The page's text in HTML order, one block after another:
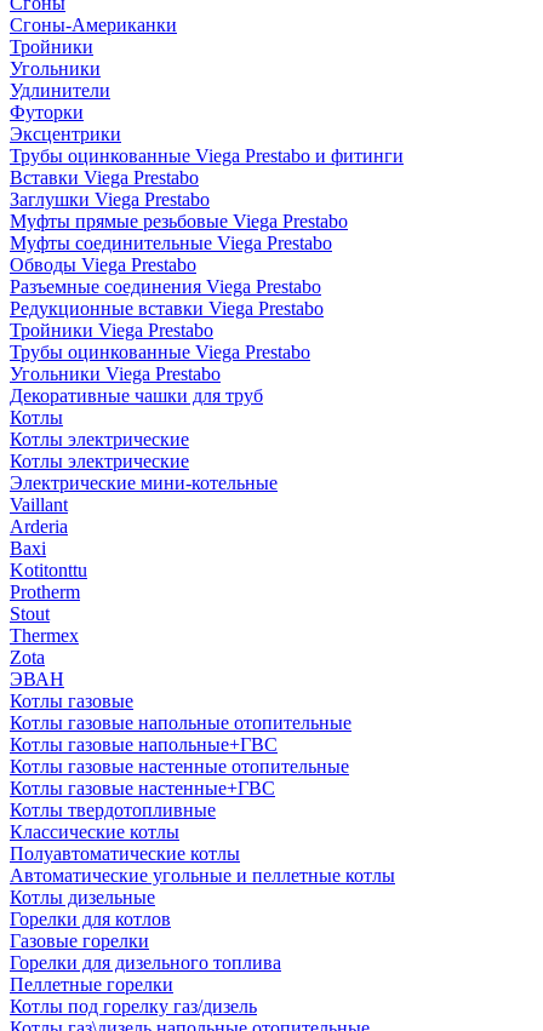
Сгоны-Американки
Тройники
Угольники
Удлинители
Футорки
Эксцентрики
Трубы оцинкованные Viega Prestabo и фитинги
Вставки Viega Prestabo
Заглушки Viega Prestabo
Муфты прямые резьбовые Viega Prestabo
Муфты соединительные Viega Prestabo
Обводы Viega Prestabo
Разъемные соединения Viega Prestabo
Редукционные вставки Viega Prestabo
Тройники Viega Prestabo
Трубы оцинкованные Viega Prestabo
Угольники Viega Prestabo
Декоративные чашки для труб
Котлы
Котлы электрические
Котлы электрические
Электрические мини-котельные
Vaillant
Arderia
Baxi
Kotitonttu
Protherm
Stout
Thermex
Zota
ЭВАН
Котлы газовые
Котлы газовые напольные отопительные
Котлы газовые напольные+ГВС
Котлы газовые настенные отопительные
Котлы газовые настенные+ГВС
Котлы твердотопливные
Классические котлы
Полуавтоматические котлы
Автоматические угольные и пеллетные котлы
Котлы дизельные
Горелки для котлов
Газовые горелки
Горелки для дизельного топлива
Пеллетные горелки
Котлы под горелку газ/дизель